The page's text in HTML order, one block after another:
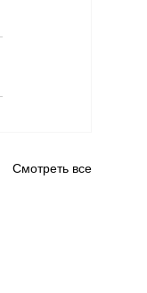
Смотреть все